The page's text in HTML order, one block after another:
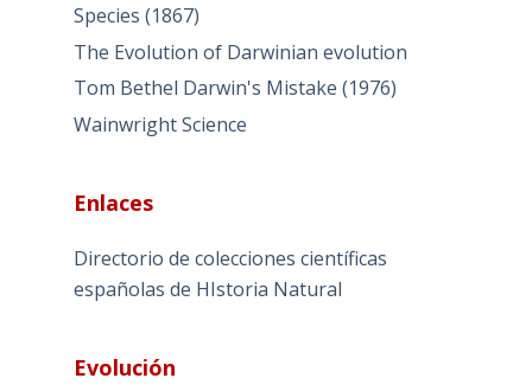
Species (1867)
The Evolution of Darwinian evolution
Tom Bethel Darwin's Mistake (1976)
Wainwright Science
Enlaces
Directorio de colecciones científicas
españolas de HIstoria Natural
Evolución